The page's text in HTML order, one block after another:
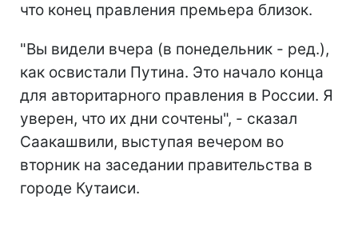
что конец правления премьера близок.
"Вы видели вчера (в понедельник - ред.),
как освистали Путина. Это начало конца
для авторитарного правления в России. Я
уверен, что их дни сочтены", - сказал
Саакашвили, выступая вечером во
вторник на заседании правительства в
городе Кутаиси.